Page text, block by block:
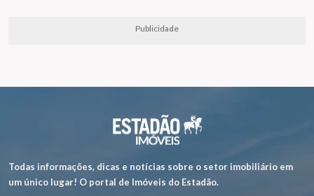
Publicidade
Todas informações, dicas e notícias sobre o setor imobiliário em
um único lugar! O portal de Imóveis do Estadão.